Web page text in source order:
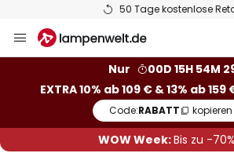
50 Tage kostenlose
Inhalt
Nur
00D 15H 54M
EXTRA 10% ab 109 € & 13% ab 159
Code:RABATT kopieren
WOW Week:Bis zu -70%